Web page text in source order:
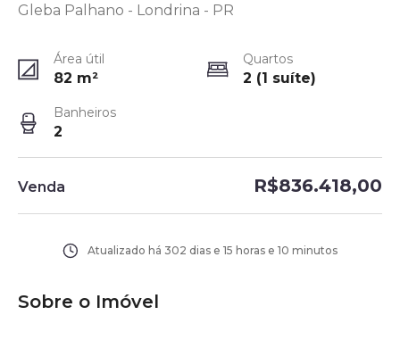
Gleba Palhano - Londrina - PR
Área útil
82 m²
Quartos
2 (1 suíte)
Banheiros
2
Venda R$836.418,00
Atualizado há 302 dias e 15 horas e 10 minutos
Sobre o Imóvel